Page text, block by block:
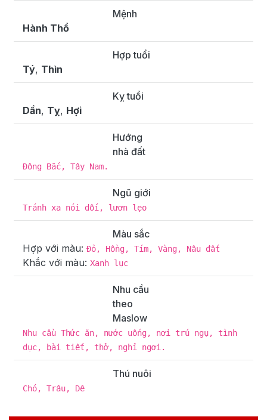
Mệnh
Hành Thổ
Hợp tuổi
Tý, Thìn
Kỵ tuổi
Dần, Tỵ, Hợi
Hướng
nhà đất
Đông Bắc, Tây Nam.
Ngũ giới
Tránh xa nói dối, lươn lẹo
Màu sắc
Hợp với màu: Đỏ, Hồng, Tím, Vàng, Nâu đất
Khắc với màu: Xanh lục
Nhu cầu
theo
Maslow
Nhu cầu Thức ăn, nước uống, nơi trú ngụ, tình
dục, bài tiết, thở, nghỉ ngơi.
Thú nuôi
Chó, Trâu, Dê